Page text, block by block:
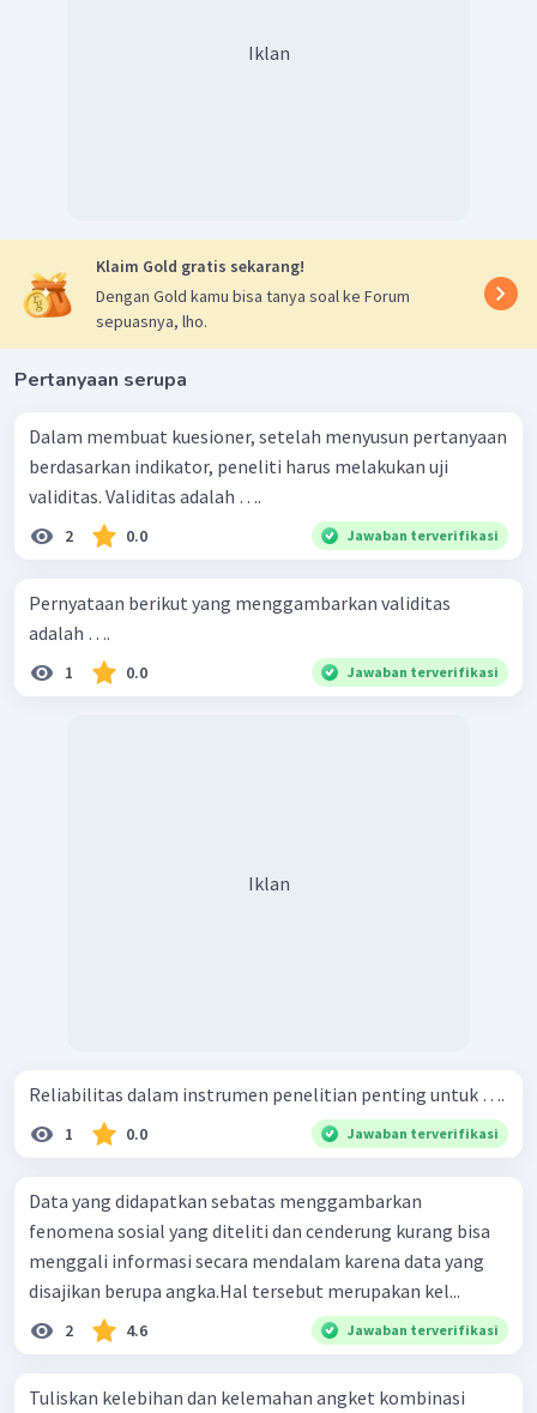
Iklan
Klaim Gold gratis sekarang!
Dengan Gold kamu bisa tanya soal ke Forum
sepuasnya, lho.
Pertanyaan serupa
Dalam membuat kuesioner, setelah menyusun pertanyaan
berdasarkan indikator, peneliti harus melakukan uji
validitas. Validitas adalah ….
2 0.0 Jawaban terverifikasi
Pernyataan berikut yang menggambarkan validitas
adalah ….
1 0.0 Jawaban terverifikasi
Iklan
Reliabilitas dalam instrumen penelitian penting untuk ….
1 0.0 Jawaban terverifikasi
Data yang didapatkan sebatas menggambarkan
fenomena sosial yang diteliti dan cenderung kurang bisa
menggali informasi secara mendalam karena data yang
disajikan berupa angka.Hal tersebut merupakan kel...
2 4.6 Jawaban terverifikasi
Tuliskan kelebihan dan kelemahan angket kombinasi